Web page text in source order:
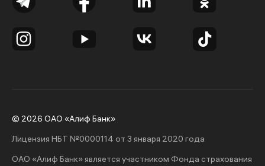
© 2026 ОАО «Алиф Банк»
Лицензия НБТ №0000114 от 3 января 2020 года
ОАО «Алиф Банк» является участником Фонда страхования